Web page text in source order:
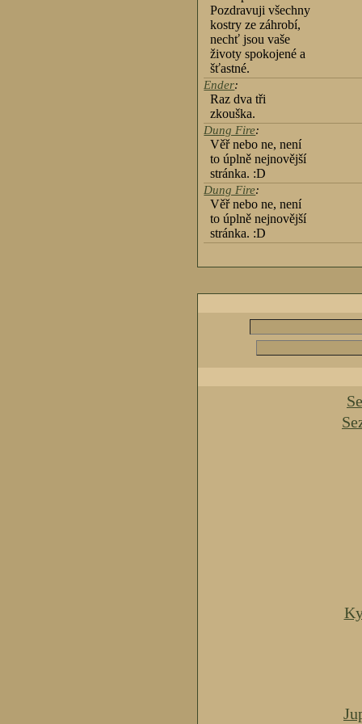
Pozdravuji všechny
kostry ze záhrobí,
nechť jsou vaše
životy spokojené a
šťastné.
Ender:
Raz dva tři
zkouška.
Dung Fire:
Věř nebo ne, není
to úplně nejnovější
stránka. :D
Dung Fire:
Věř nebo ne, není
to úplně nejnovější
stránka. :D